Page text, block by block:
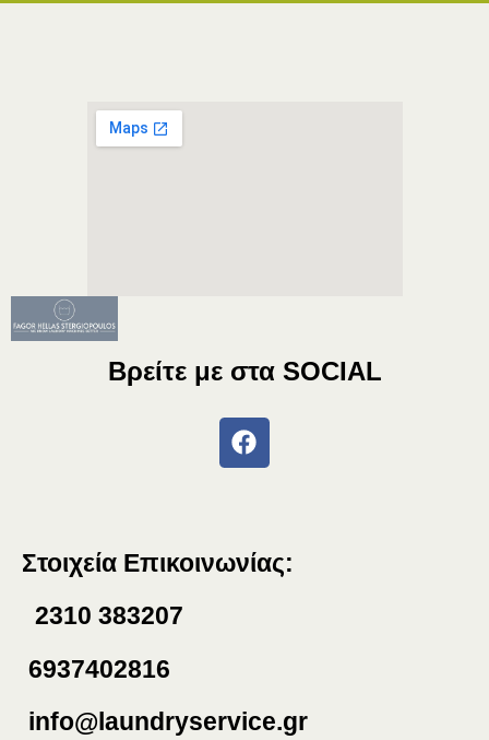
Βρείτε με σταSOCIAL
Στοιχεία Επικοινωνίας:
2310 383207
6937402816
info@laundryservice.gr